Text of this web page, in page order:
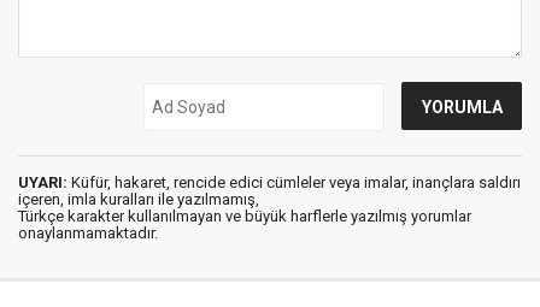
UYARI: Küfür, hakaret, rencide edici cümleler veya imalar, inançlara saldırı
içeren, imla kuralları ile yazılmamış,
Türkçe karakter kullanılmayan ve büyük harflerle yazılmış yorumlar
onaylanmamaktadır.